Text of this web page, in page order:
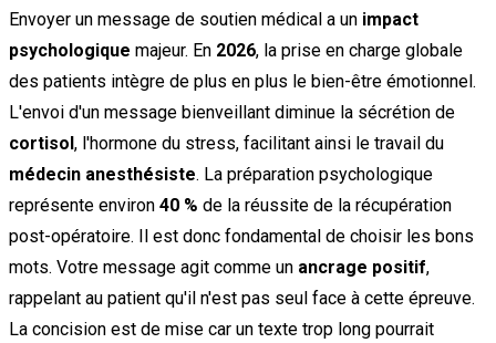
Envoyer un message de soutien médical a un impact
psychologique majeur. En 2026, la prise en charge globale
des patients intègre de plus en plus le bien-être émotionnel.
L'envoi d'un message bienveillant diminue la sécrétion de
cortisol, l'hormone du stress, facilitant ainsi le travail du
médecin anesthésiste. La préparation psychologique
représente environ 40 % de la réussite de la récupération
post-opératoire. Il est donc fondamental de choisir les bons
mots. Votre message agit comme un ancrage positif,
rappelant au patient qu'il n'est pas seul face à cette épreuve.
La concision est de mise car un texte trop long pourrait